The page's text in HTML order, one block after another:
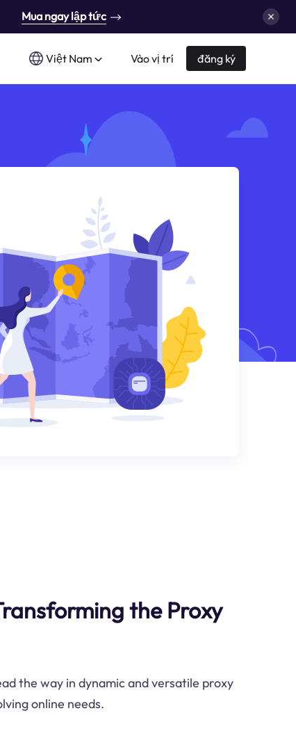
Mua ngay lập tức
Việt Nam Vào vị trí đăng ký
the Proxy
the way in dynamic and versatile proxy
online needs.